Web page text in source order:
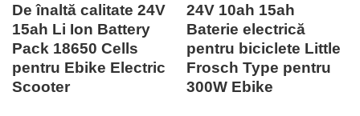
De înaltă calitate 24V
15ah Li Ion Battery
Pack 18650 Cells
pentru Ebike Electric
Scooter
24V 10ah 15ah
Baterie electrică
pentru biciclete Little
Frosch Type pentru
300W Ebike